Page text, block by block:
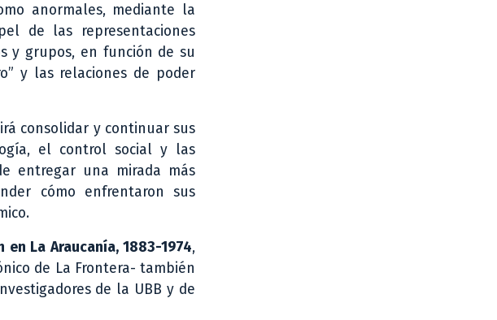
anormales, mediante la
de las representaciones
y grupos, en función de su
y las relaciones de poder
consolidar y continuar sus
el control social y las
entregar una mirada más
cómo enfrentaron sus
La Araucanía, 1883-1974,
de La Frontera- también
de la UBB y de